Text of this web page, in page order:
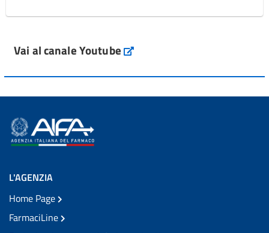
Vai al canale Youtube
L'AGENZIA
Home Page
FarmaciLine